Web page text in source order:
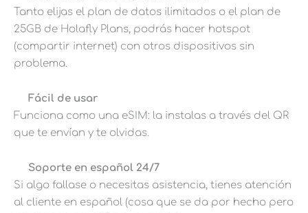
Tanto elijas el plan de datos ilimitados o el plan de
25GB de Holafly Plans, podrás hacer hotspot
(compartir internet) con otros dispositivos sin
problema.
Fácil de usar
Funciona como una eSIM: la instalas a través del QR
que te envían y te olvidas.
Soporte en español 24/7
Si algo fallase o necesitas asistencia, tienes atención
al cliente en español (cosa que se da por hecho pero